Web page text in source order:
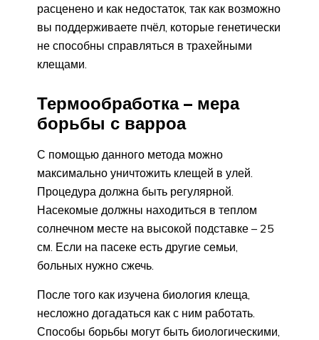
расценено и как недостаток, так как возможно
вы поддерживаете пчёл, которые генетически
не способны справляться в трахейными
клещами.
Термообработка – мера
борьбы с варроа
С помощью данного метода можно
максимально уничтожить клещей в улей.
Процедура должна быть регулярной.
Насекомые должны находиться в теплом
солнечном месте на высокой подставке – 25
см. Если на пасеке есть другие семьи,
больных нужно сжечь.
После того как изучена биология клеща,
несложно догадаться как с ним работать.
Способы борьбы могут быть биологическими,